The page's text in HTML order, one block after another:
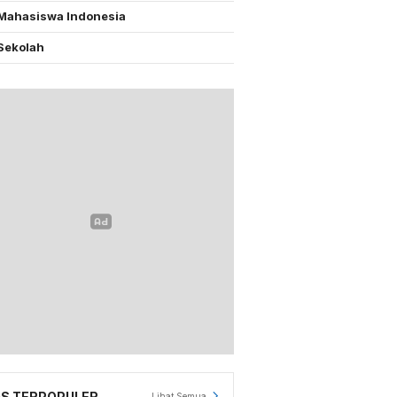
Indonesia